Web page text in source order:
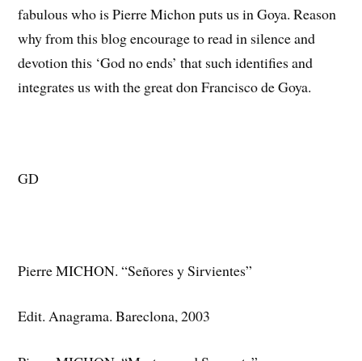
fabulous who is Pierre Michon puts us in Goya. Reason
why from this blog encourage to read in silence and
devotion this ‘God no ends’ that such identifies and
integrates us with the great don Francisco de Goya.
GD
Pierre MICHON. “Señores y Sirvientes”
Edit. Anagrama. Bareclona, 2003